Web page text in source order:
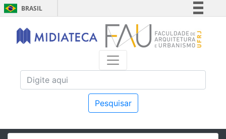
BRASIL
Simplifique!
Comunica BR
Acesso à informação
Pesquisar